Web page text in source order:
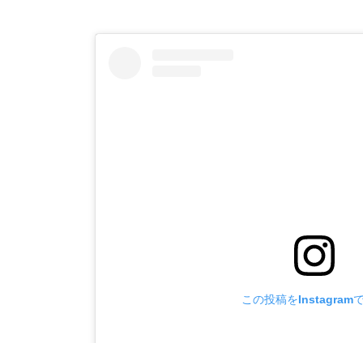
この投稿をInstagram